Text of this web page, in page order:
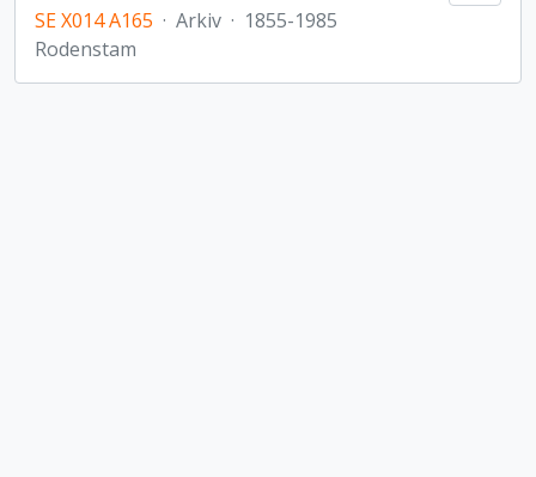
SE X014 A165 · Arkiv · 1855-1985
Rodenstam